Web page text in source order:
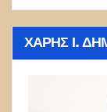
ΧΆΡΗΣ Ι.